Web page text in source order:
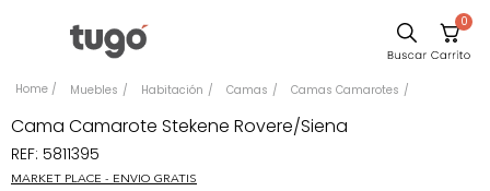
0
Muebles Habitación Camas Camas Camarotes
Cama Camarote Stekene Rovere/Siena
REF: 5811395
MARKET PLACE - ENVIO GRATIS
Comedor
Escritorio